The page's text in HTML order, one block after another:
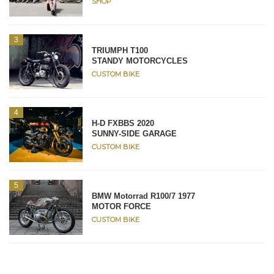
TRIUMPH T100
STANDY MOTORCYCLES
CUSTOM BIKE
H-D FXBBS 2020
SUNNY-SIDE GARAGE
CUSTOM BIKE
BMW Motorrad R100/7 1977
MOTOR FORCE
CUSTOM BIKE